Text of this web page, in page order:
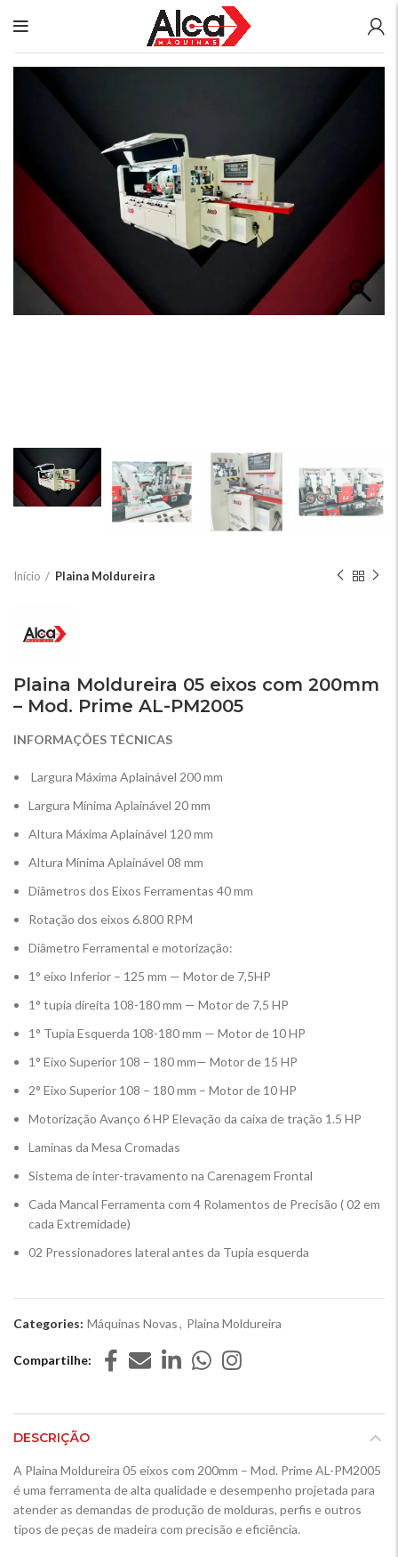
Início Plaina Moldureira
Plaina Moldureira 05 eixos com 200mm
– Mod. Prime AL-PM2005
INFORMAÇÕES TÉCNICAS
Largura Máxima Aplainável 200 mm
Largura Mínima Aplainável 20 mm
Altura Máxima Aplainável 120 mm
Altura Mínima Aplainável 08 mm
Diâmetros dos Eixos Ferramentas 40 mm
Rotação dos eixos 6.800 RPM
Diâmetro Ferramental e motorização:
1° eixo Inferior – 125 mm — Motor de 7,5HP
1° tupia direita 108-180 mm — Motor de 7,5 HP
1° Tupia Esquerda 108-180 mm — Motor de 10 HP
1° Eixo Superior 108 – 180 mm— Motor de 15 HP
2° Eixo Superior 108 – 180 mm – Motor de 10 HP
Motorização Avanço 6 HP Elevação da caixa de tração 1.5 HP
Laminas da Mesa Cromadas
Sistema de inter-travamento na Carenagem Frontal
Cada Mancal Ferramenta com 4 Rolamentos de Precisão ( 02 em
cada Extremidade)
02 Pressionadores lateral antes da Tupia esquerda
Categories: Máquinas Novas, Plaina Moldureira
Compartilhe
DESCRIÇÃO
A Plaina Moldureira 05 eixos com 200mm – Mod. Prime AL-PM2005
é uma ferramenta de alta qualidade e desempenho projetada para
atender as demandas de produção de molduras, perfis e outros
tipos de peças de madeira com precisão e eficiência.